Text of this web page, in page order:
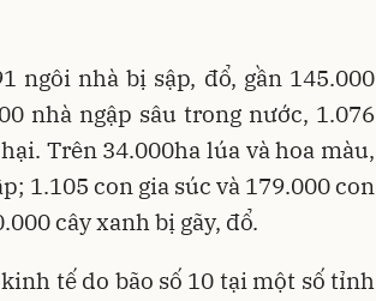
ngôi nhà bị sập, đổ, gần 145.000
nhà ngập sâu trong nước, 1.076
Trên 34.000ha lúa và hoa màu,
1.105 con gia súc và 179.000 con
cây xanh bị gãy, đổ.
tế do bão số 10 tại một số tỉnh